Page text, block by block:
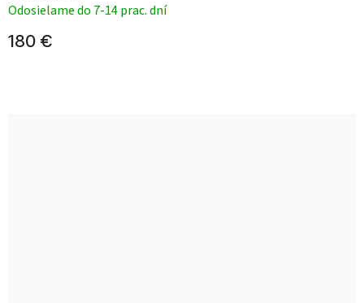
Odosielame do 7-14 prac. dní
180 €